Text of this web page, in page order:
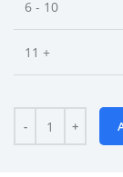
6 - 10
11 +